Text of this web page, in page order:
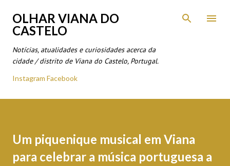
Avançar para o conteúdo principal
OLHAR VIANA DO
CASTELO
Notícias, atualidades e curiosidades acerca da
cidade / distrito de Viana do Castelo, Portugal.
Instagram Facebook
Um piquenique musical em Viana
para celebrar a música portuguesa a